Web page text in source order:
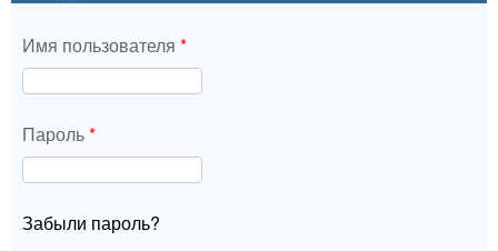
Имя пользователя *
Пароль*
Забыли пароль?